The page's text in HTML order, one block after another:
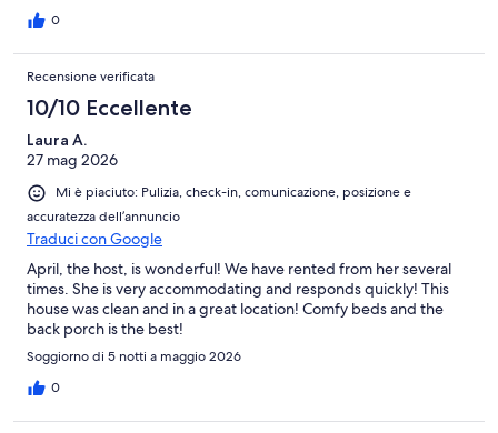
0
Recensione verificata
10/10 Eccellente
Laura A.
27 mag 2026
Mi è piaciuto: Pulizia, check-in, comunicazione, posizione e
accuratezza dell’annuncio
Traduci con Google
April, the host, is wonderful! We have rented from her several
times. She is very accommodating and responds quickly! This
house was clean and in a great location! Comfy beds and the
back porch is the best!
Soggiorno di 5 notti a maggio 2026
0